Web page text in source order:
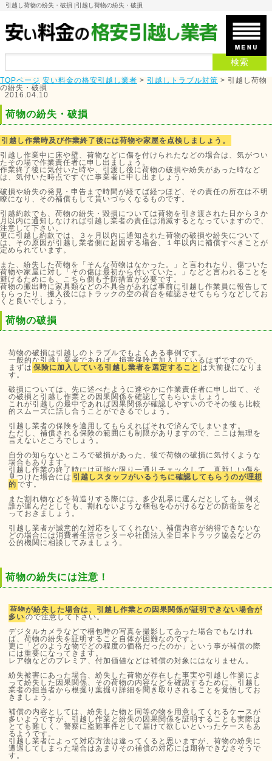
引越し荷物の紛失・破損 |引越し荷物の紛失・破損
TOPページ 安い料金の格安引越し業者 > 引越しトラブル対策 > 引越し荷物
の紛失・破損
2016.04.10
荷物の紛失・破損
引越し作業時及び作業終了後には荷物や家屋を点検しましょう。
引越し作業中に床や壁、荷物などに傷を付けられたなどの場合は、気がつい
たその場で作業責任者に申し出ましょう。
作業終了後に気付いた時や、引渡し後に荷物の破損や紛失があった時など
は、気付いた時点ですぐに事業者に申し出ましょう。
破損や紛失の発見・申告まで時間が経てば経つほど、その責任の所在は不明
瞭になり、その補償もして貰いづらくなるものです。
引越約款でも、荷物の紛失・毀損については荷物を引き渡された日から３か
月以内に通知しなければ引越し業者の責任は消滅するとなっていますので、
注意して下さい。
更に引越し約款では、３ヶ月以内に通知された荷物の破損や紛失について
は、その原因が引越し業者側に起因する場合、１年以内に補償すべきことが
定められています。
また、紛失した荷物を「そんな荷物はなかった。」と言われたり、傷ついた
荷物や家屋に対し「その傷は最初から付いていた。」などと言われることを
避けるためにも、こちら側も予防措置が必要です。
荷物の搬出時に家具類などの不具合があれば事前に引越し作業員に報告して
もらったり、搬入後にはトラックの空の荷台を確認させてもらうなどしてお
くと良いでしょう。
荷物の破損
荷物の破損は引越しのトラブルでもよくある事例です。
一般的な引越し業者であれば、損害保険に加入しているはずですので、
まずは 保険に加入している引越し業者を選定すること は大前提になりま
す。
破損については、先に述べたように速やかに作業責任者に申し出て、そ
の破損と引越し作業との因果関係を確認してもらいましょう。
これが引越しの最中であれば因果関係が確認しやすいのでその後も比較
的スムーズに話し合うことができるでしょう。
引越し業者の保険を適用してもらえればそれで済んでしまいます。
ただし、補償される保険の範囲にも制限がありますので、ここは無理を
言えないところでしょう。
自分の知らないところで破損があった、後で荷物の破損に気付くような
場合もあります。
引越し作業の終了時には可能な限り一通りチェックして、真新しい傷を
見つけた場合には 引越しスタッフがいるうちに確認してもらうのが理想
的 です。
また割れ物などを荷造りする際には、多少乱暴に運んだとしても、例え
誰が運んだとしても、割れないような梱包を心がけるなどの防衛策をと
っておきましょう。
引越し業者が誠意的な対応をしてくれない、補償内容が納得できないな
どの場合には消費者生活センターや社団法人全日本トラック協会などの
公的機関に相談してみましょう。
荷物の紛失には注意！
荷物が紛失した場合は、引越し作業との因果関係が証明できない場合が
多い ので注意して下さい。
デジタルカメラなどで梱包時の写真を撮影してあった場合でもなけれ
ば、荷物の紛失を証明すること自体が困難なのです。
更に「どのような物でどの程度の価格だったのか」という事が補償の際
には重要になってきます。
レア物などのプレミア、付加価値などは補償の対象にはなりません。
紛失被害にあった場合、紛失した荷物が存在した事実や引越し作業によ
って紛失した因果関係、その荷物の内容などを確認するために、引越し
業者の担当者から根掘り葉掘り詳細を聞き取りされることを覚悟してお
きましょう。
補償の内容としては、紛失した物と同等の物を用意してくれるケースが
多いようですが、引越し作業と紛失の因果関係を証明することも実際は
とても難しく、警察に盗難事件として届けて欲しいといったケースもあ
るようです。
引越し業者によって対応方法は違ってくると思いますが、荷物の紛失に
遭遇してしまった場合はあまりその補償の対応には期待できなさそうで
す。